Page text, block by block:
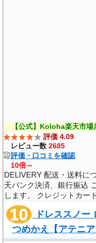
【公式】Koloha楽天市場
評価 4.09
レビュー数2685
評価・口コミを確認
10倍～
DELIVERY 配送・送料に
天バンク決済、銀行振込
します。 クレジットカー
業日以内に発送いたしま
パケット ご注文から発送..
ドレススノー
つめかえ【アテニ